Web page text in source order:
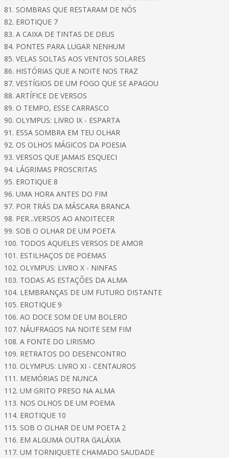
81. SOMBRAS QUE RESTARAM DE NÓS
82. EROTIQUE 7
83. A CAIXA DE TINTAS DE DEUS
84. PONTES PARA LUGAR NENHUM
85. VELAS SOLTAS AOS VENTOS SOLARES
86. HISTÓRIAS QUE A NOITE NOS TRAZ
87. VESTÍGIOS DE UM FOGO QUE SE APAGOU
88. ARTÍFICE DE VERSOS
89. O TEMPO, ESSE CARRASCO
90. OLYMPUS: LIVRO IX - ESPARTA
91. ESSA SOMBRA EM TEU OLHAR
92. OS OLHOS MÁGICOS DA POESIA
93. VERSOS QUE JAMAIS ESQUECI
94. LÁGRIMAS PROSCRITAS
95. EROTIQUE 8
96. UMA HORA ANTES DO FIM
97. POR TRÁS DA MÁSCARA BRANCA
98. PER...VERSOS AO ANOITECER
99. SOB O OLHAR DE UM POETA
100. TODOS AQUELES VERSOS DE AMOR
101. ESTILHAÇOS DE POEMAS
102. OLYMPUS: LIVRO X - NINFAS
103. TODAS AS ESTAÇÕES DA ALMA
104. LEMBRANÇAS DE UM FUTURO DISTANTE
105. EROTIQUE 9
106. AO DOCE SOM DE UM BOLERO
107. NÁUFRAGOS NA NOITE SEM FIM
108. A FONTE DO LIRISMO
109. RETRATOS DO DESENCONTRO
110. OLYMPUS: LIVRO XI - CENTAUROS
111. MEMÓRIAS DE NUNCA
112. UM GRITO PRESO NA ALMA
113. NOS OLHOS DE UM POEMA
114. EROTIQUE 10
115. SOB O OLHAR DE UM POETA 2
116. EM ALGUMA OUTRA GALÁXIA
117. UM TORNIQUETE CHAMADO SAUDADE